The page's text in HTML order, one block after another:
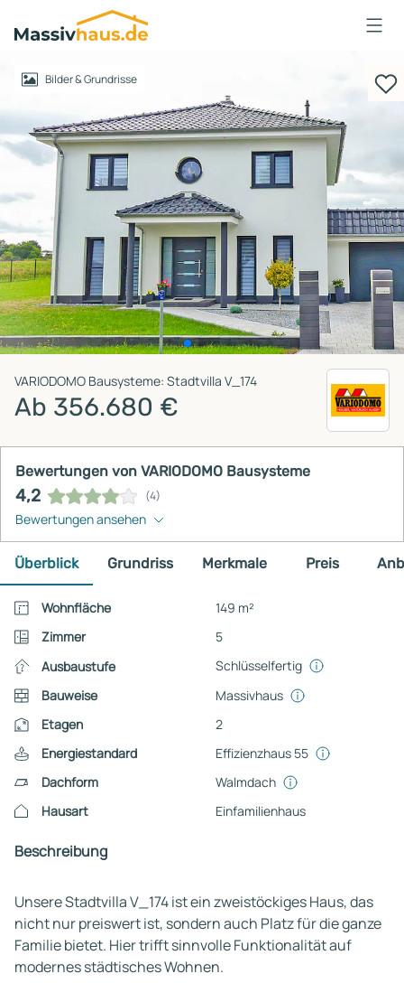
Massivhaus
Logo
AnmeldenBilder & Grundrisse
VARIODOMO Bausysteme: Stadtvilla V_174
Ab 356.680 €
Bewertungen von VARIODOMO Bausysteme
4,2 (4)
Bewertungen ansehen
Überblick Grundriss Merkmale Preis
Wohnfläche
149 m²
Zimmer
5
Ausbaustufe
Schlüsselfertig
Bauweise
Massivhaus
Etagen
2
Energiestandard
Effizienzhaus 55
Dachform
Walmdach
Hausart
Einfamilienhaus
Beschreibung
Unsere Stadtvilla V_174 ist ein zweistöckiges Haus, das
nicht nur preiswert ist, sondern auch Platz für die ganze
Familie bietet. Hier trifft sinnvolle Funktionalität auf
modernes städtisches Wohnen.